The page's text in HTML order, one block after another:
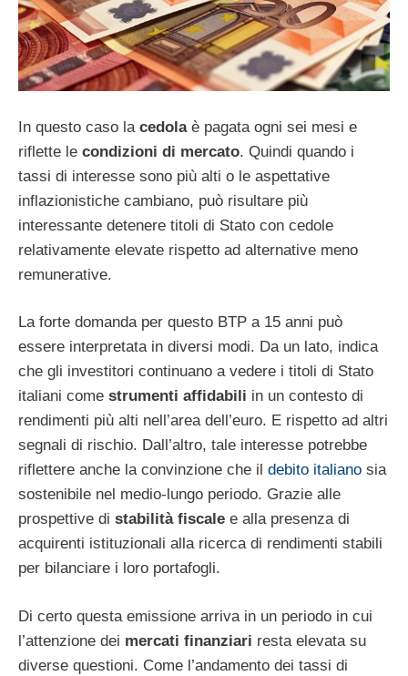
In questo caso la cedolaè pagata ogni sei mesi e
riflette le condizioni di mercato. Quindi quando i
tassi di interesse sono più alti o le aspettative
inflazionistiche cambiano, può risultare più
interessante detenere titoli di Stato con cedole
relativamente elevate rispetto ad alternative meno
remunerative.
La forte domanda per questo BTP a 15 anni può
essere interpretata in diversi modi. Da un lato, indica
che gli investitori continuano a vedere i titoli di Stato
italiani come strumenti affidabili in un contesto di
rendimenti più alti nell’area dell’euro. E rispetto ad altri
segnali di rischio. Dall’altro, tale interesse potrebbe
riflettere anche la convinzione che il debito italiano sia
sostenibile nel medio-lungo periodo. Grazie alle
prospettive di stabilità fiscale e alla presenza di
acquirenti istituzionali alla ricerca di rendimenti stabili
per bilanciare i loro portafogli.
Di certo questa emissione arriva in un periodo in cui
l’attenzione dei mercati finanziari resta elevata su
diverse questioni. Come l’andamento dei tassi di